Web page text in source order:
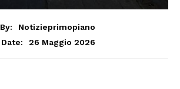
By:
Notizieprimopiano
Date:
26 Maggio 2026